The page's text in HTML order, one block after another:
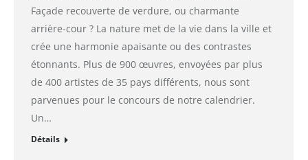
Façade recouverte de verdure, ou charmante
arrière-cour ? La nature met de la vie dans la ville et
crée une harmonie apaisante ou des contrastes
étonnants. Plus de 900 œuvres, envoyées par plus
de 400 artistes de 35 pays différents, nous sont
parvenues pour le concours de notre calendrier.
Un…
Détails